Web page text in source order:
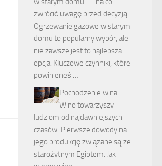
zwrócić uwagę przed decyzją
Ogrzewanie gazowe w starym
domu to popularny wybór, ale
nie zawsze jest to najlepsza
opcja. Kluczowe czynniki, które
powinieneś …
Pochodzenie wina
Wino towarzyszy
ludziom od najdawniejszych
czasów. Pierwsze dowody na
jego produkcję związane są ze
starożytnym Egiptem. Jak